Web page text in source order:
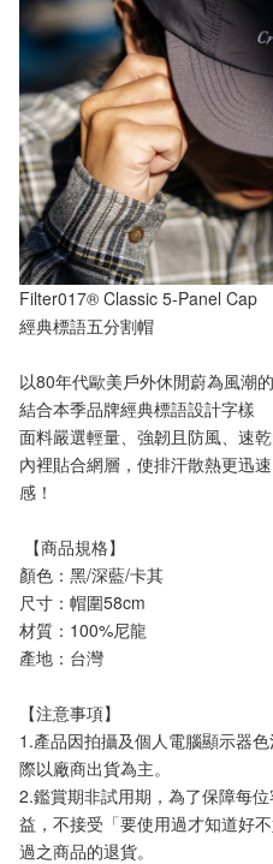
Filter017® Classic 5-Panel Cap
經典標語五分割帽
以80年代歐美戶外休閒蔚為風潮
結合本季品牌經典標語設計字樣
面料嚴選輕量、強韌且防風、速
內裡貼合網層，使排汗散熱更迅
感！
【商品規格】
顏色：黑/深藍/卡其
尺寸：帽圍58cm
材質：100%尼龍
產地：台灣
【注意事項】
1.產品因拍攝及個人電腦顯示器
際以廠商出貨為主。
2.鑑賞期非試用期，為了保障每
益，不接受「要使用過才知道好
過之商品的退貨。